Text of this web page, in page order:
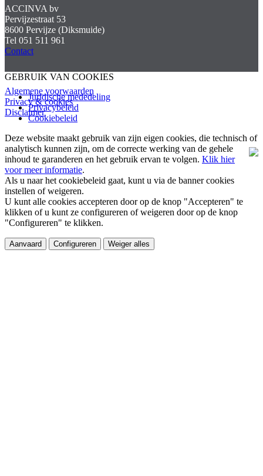
ACCINVA bv
Pervijzestraat 53
8600 Pervijze (Diksmuide)
Tel 051 511 961
Contact
Algemene voorwaarden
Privacy & cookies
Disclaimer
GEBRUIK VAN COOKIES
Juridische mededeling
Privacybeleid
Cookiebeleid
Deze website maakt gebruik van zijn eigen cookies, die technisch of
analytisch kunnen zijn, om de correcte werking van de gehele
inhoud te garanderen en het gebruik ervan te volgen. Klik hier
voor meer informatie.
Als u naar het cookiebeleid gaat, kunt u via de banner cookies
instellen of weigeren.
U kunt alle cookies accepteren door op de knop "Accepteren" te
klikken of u kunt ze configureren of weigeren door op de knop
"Configureren" te klikken.
Aanvaard Configureren Weiger alles